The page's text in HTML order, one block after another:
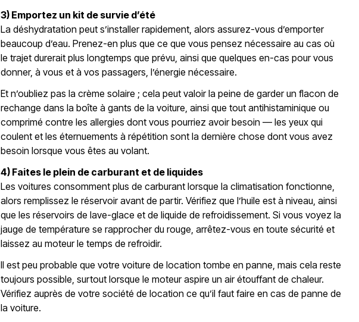
3) Emportez un kit de survie d’été
La déshydratation peut s’installer rapidement, alors assurez-vous d’emporter
beaucoup d’eau. Prenez-en plus que ce que vous pensez nécessaire au cas où
le trajet durerait plus longtemps que prévu, ainsi que quelques en-cas pour vous
donner, à vous et à vos passagers, l’énergie nécessaire.
Et n’oubliez pas la crème solaire ; cela peut valoir la peine de garder un flacon de
rechange dans la boîte à gants de la voiture, ainsi que tout antihistaminique ou
comprimé contre les allergies dont vous pourriez avoir besoin — les yeux qui
coulent et les éternuements à répétition sont la dernière chose dont vous avez
besoin lorsque vous êtes au volant.
4) Faites le plein de carburant et de liquides
Les voitures consomment plus de carburant lorsque la climatisation fonctionne,
alors remplissez le réservoir avant de partir. Vérifiez que l’huile est à niveau, ainsi
que les réservoirs de lave-glace et de liquide de refroidissement. Si vous voyez la
jauge de température se rapprocher du rouge, arrêtez-vous en toute sécurité et
laissez au moteur le temps de refroidir.
Il est peu probable que votre voiture de location tombe en panne, mais cela reste
toujours possible, surtout lorsque le moteur aspire un air étouffant de chaleur.
Vérifiez auprès de votre société de location ce qu’il faut faire en cas de panne de
la voiture.